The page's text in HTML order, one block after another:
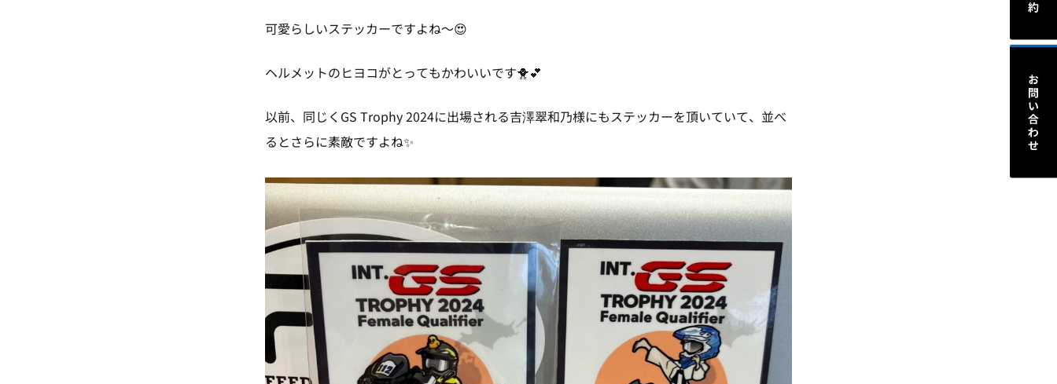
可愛らしいステッカーですよね～😍
ヘルメットのヒヨコがとってもかわいいです🐥💕
以前、同じくGS Trophy 2024に出場される吉澤翠和乃様にもステッカーを頂いていて、並べ
るとさらに素敵ですよね✨